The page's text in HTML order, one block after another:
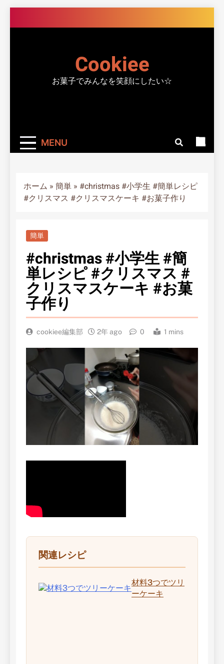
to
Cookiee
お菓子でみんなを笑顔にしたい☆
MENU
ホーム » 簡単 » #christmas #小学生 #簡単レシピ
#クリスマス #クリスマスケーキ #お菓子作り
簡単
#christmas #小学生 #簡
単レシピ #クリスマス #
クリスマスケーキ #お菓
子作り
cookiee編集部 2年 ago 0 1 mins
関連レシピ
材料3つでツリ
ーケーキ